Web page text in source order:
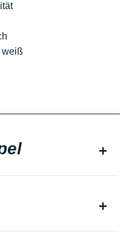
weiß